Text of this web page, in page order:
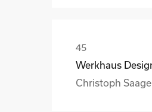
Christoph Saage